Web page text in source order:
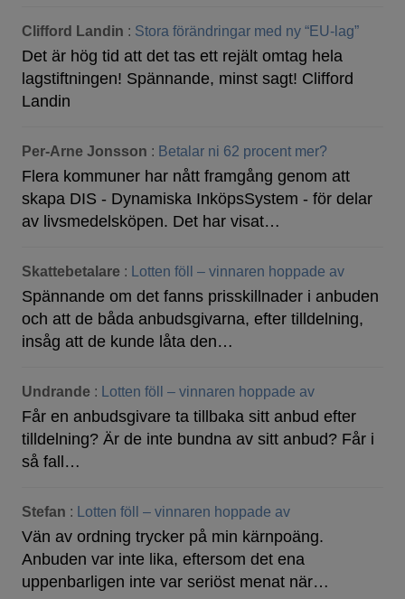
Clifford Landin : Stora förändringar med ny “EU-lag”
Det är hög tid att det tas ett rejält omtag hela
lagstiftningen! Spännande, minst sagt! Clifford
Landin
Per-Arne Jonsson : Betalar ni 62 procent mer?
Flera kommuner har nått framgång genom att
skapa DIS - Dynamiska InköpsSystem - för delar
av livsmedelsköpen. Det har visat…
Skattebetalare : Lotten föll – vinnaren hoppade av
Spännande om det fanns prisskillnader i anbuden
och att de båda anbudsgivarna, efter tilldelning,
insåg att de kunde låta den…
Undrande : Lotten föll – vinnaren hoppade av
Får en anbudsgivare ta tillbaka sitt anbud efter
tilldelning? Är de inte bundna av sitt anbud? Får i
så fall…
Stefan : Lotten föll – vinnaren hoppade av
Vän av ordning trycker på min kärnpoäng.
Anbuden var inte lika, eftersom det ena
uppenbarligen inte var seriöst menat när…